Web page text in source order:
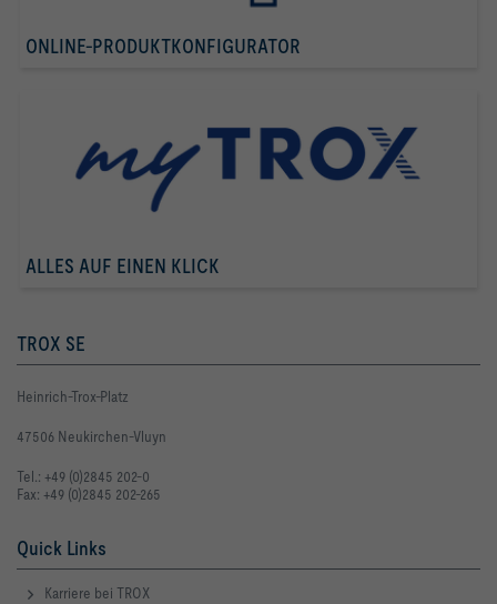
ONLINE-PRODUKTKONFIGURATOR
ALLES AUF EINEN KLICK
TROX SE
Heinrich-Trox-Platz
47506 Neukirchen-Vluyn
Tel.: +49 (0)2845 202-0
Fax: +49 (0)2845 202-265
Quick Links
Karriere bei TROX